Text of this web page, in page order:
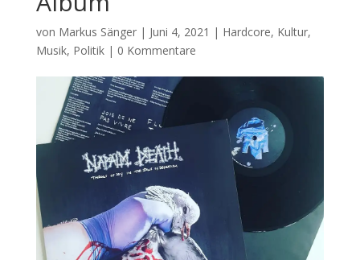
von Markus Sänger| Juni 4, 2021 | Hardcore, Kultur,
Musik, Politik| 0 Kommentare